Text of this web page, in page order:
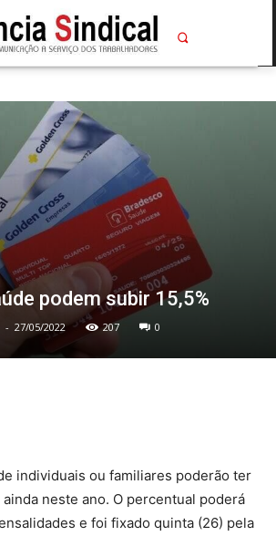
podem subir 15,5%
- 27/05/2022 207 0
individuais ou familiares poderão ter
ainda neste ano. O percentual poderá
e foi fixado quinta (26) pela